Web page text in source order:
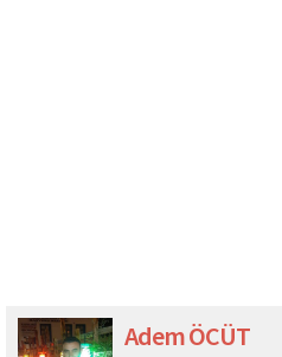
Adem ÖCÜT